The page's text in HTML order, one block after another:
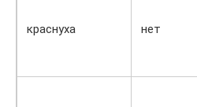
краснуха нет